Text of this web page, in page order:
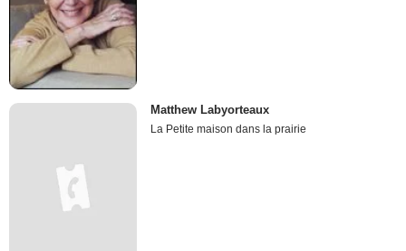
Matthew Labyorteaux
La Petite maison dans la prairie